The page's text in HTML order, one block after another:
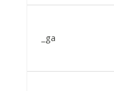
_ga